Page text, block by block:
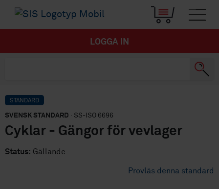
LOGGA IN
STANDARD
SVENSK STANDARD · SS-ISO 6696
Cyklar - Gängor för vevlager
Status: Gällande
Provläs denna standard